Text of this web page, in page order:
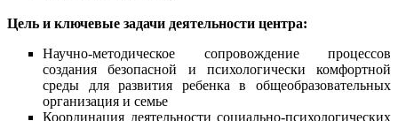
Цель и ключевые задачи деятельности центра:
Научно-методическое сопровождение процессов
создания безопасной и психологически комфортной
среды для развития ребенка в общеобразовательных
организация и семье
Координация деятельности социально-психологических